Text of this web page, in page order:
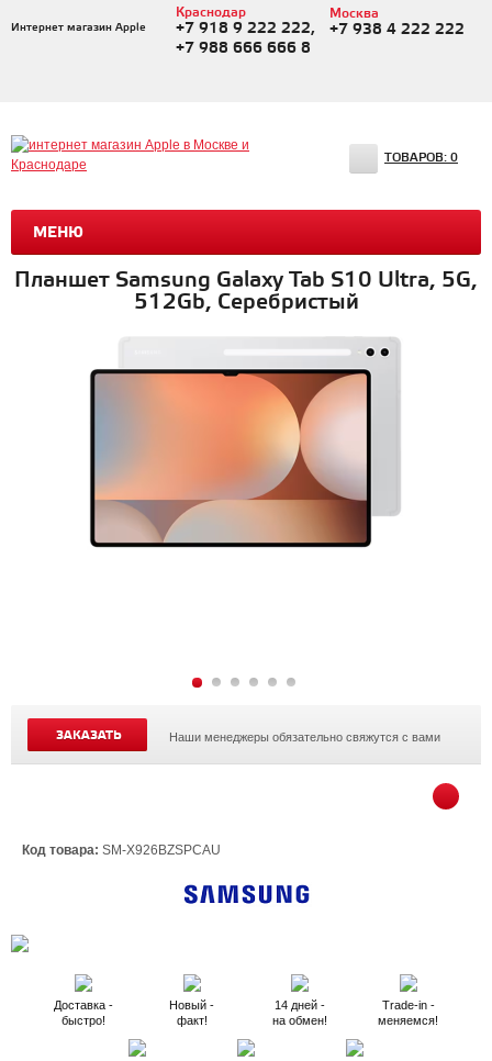
Интернет магазин Apple
Краснодар
+7 918 9 222 222,
+7 988 666 666 8
Москва
+7 938 4 222 222
МЕНЮ
ТОВАРОВ: 0
Планшет Samsung Galaxy Tab S10 Ultra, 5G,
512Gb, Серебристый
ЗАКАЗАТЬ Наши менеджеры обязательно свяжутся с вами
Код товара: SM-X926BZSPCAU
Доставка -
быстро!
Новый -
факт!
14 дней -
на обмен!
Trade-in -
меняемся!